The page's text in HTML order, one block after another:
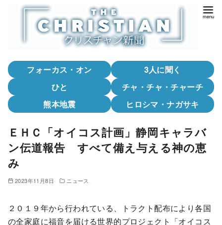
フォーカス・オン
3人に聞く
ひと
チャ・チャ・チャーチ
熊本地震
ヒロシマ・ナガサキ
ＥＨＣ「オイコス計画」静岡キャラバ
ン伝道報告 すべて備え与える神の恵
み
2023年11月8日 ニュース
２０１９年から行われている、トラクト配布により各国
の全家庭に福音を届ける世界的プロジェクト「オイコス